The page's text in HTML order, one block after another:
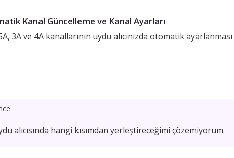
Kanal Güncelleme ve Kanal Ayarları
3A ve 4A kanallarının uydu alıcınızda otomatik ayarlanması
alıcısında hangi kısımdan yerleştireceğimi çözemiyorum.